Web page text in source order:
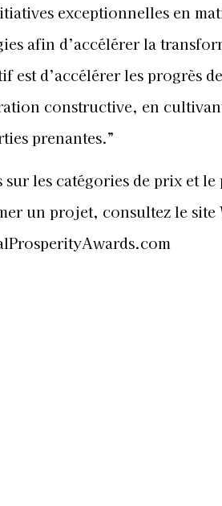
exceptionnelles en
afin d’accélérer la
est d’accélérer les progrès
constructive, en
prenantes.”
les catégories de prix et
un projet, consultez le